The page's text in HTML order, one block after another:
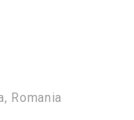
Romania